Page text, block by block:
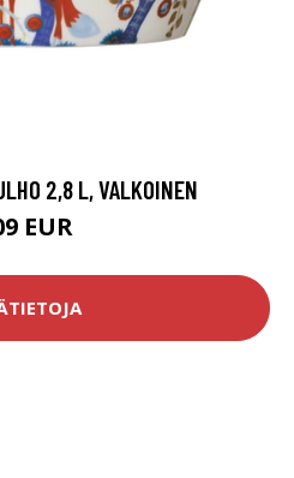
2,8 L, VALKOINEN
EUR